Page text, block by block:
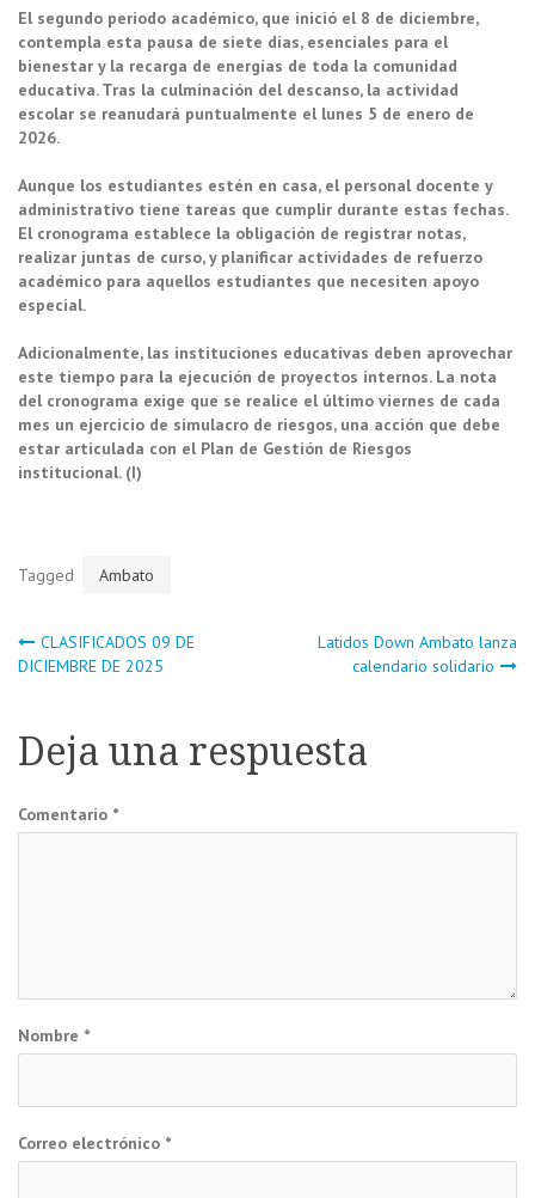
El segundo periodo académico, que inició el 8 de diciembre,
contempla esta pausa de siete días, esenciales para el
bienestar y la recarga de energías de toda la comunidad
educativa. Tras la culminación del descanso, la actividad
escolar se reanudará puntualmente el lunes 5 de enero de
2026.
Aunque los estudiantes estén en casa, el personal docente y
administrativo tiene tareas que cumplir durante estas fechas.
El cronograma establece la obligación de registrar notas,
realizar juntas de curso, y planificar actividades de refuerzo
académico para aquellos estudiantes que necesiten apoyo
especial.
Adicionalmente, las instituciones educativas deben aprovechar
este tiempo para la ejecución de proyectos internos. La nota
del cronograma exige que se realice el último viernes de cada
mes un ejercicio de simulacro de riesgos, una acción que debe
estar articulada con el Plan de Gestión de Riesgos
institucional. (I)
Tagged Ambato
Navegación
entradas
CLASIFICADOS 09 DE
DICIEMBRE DE 2025
Latidos Down Ambato lanza
calendario solidario
Deja una respuesta
Comentario *
Nombre *
Correo electrónico *